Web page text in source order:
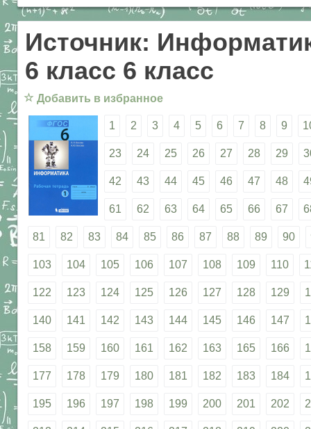
Источник:
6 класс 6 класс
☆ Добавить в избранное
1 2 3 4 5 6 7 8 9
23 24 25 26 27 28 29
42 43 44 45 46 47 48
61 62 63 64 65 66 67
81 82 83 84 85 86 87 88 89 90
103 104 105 106 107 108 109 110
122 123 124 125 126 127 128 129
140 141 142 143 144 145 146 147
158 159 160 161 162 163 165 166
177 178 179 180 181 182 183 184
195 196 197 198 199 200 201 202